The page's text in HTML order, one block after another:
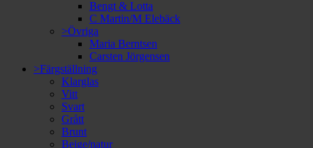
Bengt & Lotta
C Martin/M Elebäck
>Övriga
Maria Berntsen
Carsten Jörgensen
>Färgställning
Klarglas
Vitt
Svart
Grått
Brunt
Beige/natur